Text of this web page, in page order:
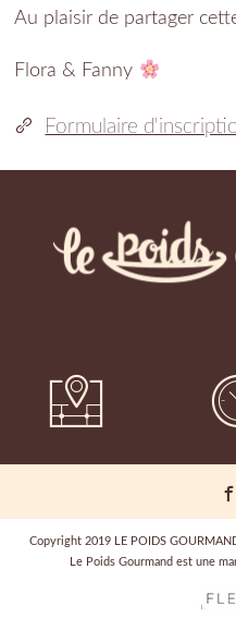
Au plaisir de partager
Flora & Fanny
Formulaire
Copyright 2019 LE POIDS
Le Poids Gourmand est une